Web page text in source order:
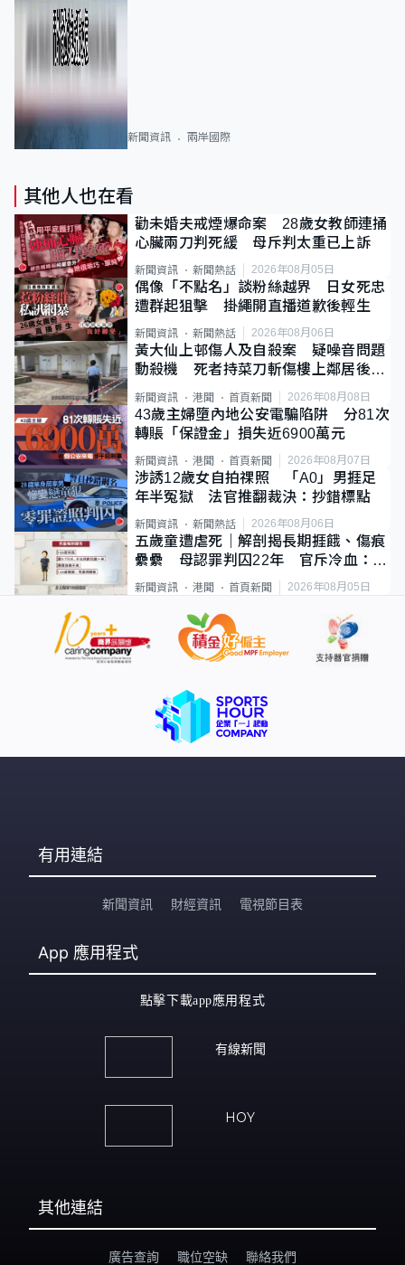
新聞資訊 兩岸國際
其他人也在看
勸未婚夫戒煙爆命案 28歲女教師連捅
心臟兩刀判死緩 母斥判太重已上訴
新聞資訊 新聞熱話 2026年08月05日
偶像「不點名」談粉絲越界 日女死忠
遭群起狙擊 掛繩開直播道歉後輕生
新聞資訊 新聞熱話 2026年08月06日
黃大仙上邨傷人及自殺案 疑噪音問題
動殺機 死者持菜刀斬傷樓上鄰居後墮
新聞資訊 港聞 首頁新聞 2026年08月08日
43歲主婦墮內地公安電騙陷阱 分81次
轉賬「保證金」損失近6900萬元
新聞資訊 港聞 首頁新聞 2026年08月07日
涉誘12歲女自拍祼照 「A0」男捱足
年半冤獄 法官推翻裁決：抄錯標點
新聞資訊 新聞熱話 2026年08月06日
五歲童遭虐死｜解剖揭長期捱餓、傷痕
纍纍 母認罪判囚22年 官斥冷血：同
類案最惡劣
新聞資訊 港聞 首頁新聞 2026年08月05日
有用連結
新聞資訊 財經資訊 電視節目表
App 應用程式
點擊下載app應用程式
有線新聞
HOY
其他連結
廣告查詢 職位空缺 聯絡我們